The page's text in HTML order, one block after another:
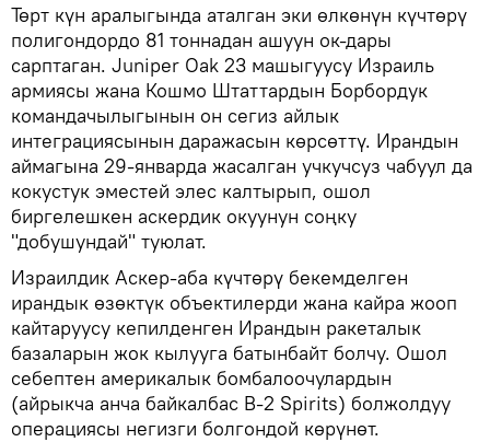
Төрт күн аралыгында аталган эки өлкөнүн күчтөрү
полигондордо 81 тоннадан ашуун ок-дары
сарптаган. Juniper Oak 23 машыгуусу Израиль
армиясы жана Кошмо Штаттардын Борбордук
командачылыгынын он сегиз айлык
интеграциясынын даражасын көрсөттү. Ирандын
аймагына 29-январда жасалган учкучсуз чабуул да
кокустук эместей элес калтырып, ошол
биргелешкен аскердик окуунун соңку
"добушундай" туюлат.
Израилдик Аскер-аба күчтөрү бекемделген
ирандык өзөктүк объектилерди жана кайра жооп
кайтаруусу кепилденген Ирандын ракеталык
базаларын жок кылууга батынбайт болчу. Ошол
себептен америкалык бомбалоочулардын
(айрыкча анча байкалбас B-2 Spirits) болжолдуу
операциясы негизги болгондой көрүнөт.